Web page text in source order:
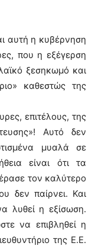
αυτή η κυβέρνηση
που η εξέγερση
ξεσηκωμό και
καθεστώς της
επιτέλους, της
Αυτό δεν
μυαλά σε
είναι ότι τα
τον καλύτερο
δεν παίρνει. Και
λυθεί η εξίσωση.
να επιβληθεί η
της Ε.Ε.